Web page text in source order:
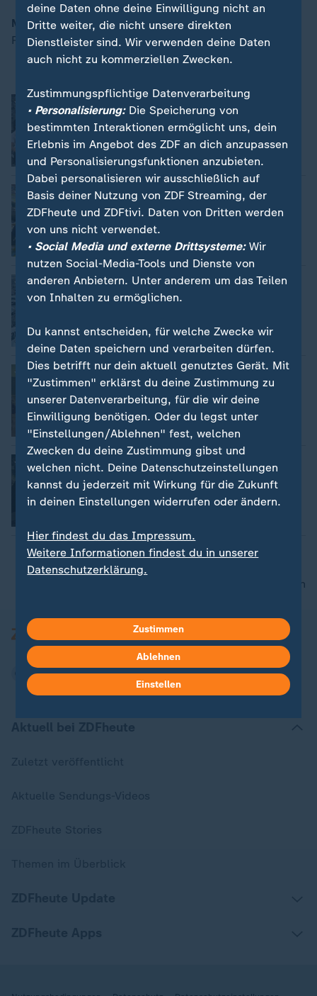
Moderation:
Ralph Szepanski
Milliardenverlust bei Autozulieferer
Jasmin Astaki-Bardeh
Video2:05
EU-Gipfel in Brüssel
Ulf Roeller
Video 2:25
Verkehrschaos in Berlin
Nils Schneider
Video 1:45
Zu großer Lehrermangel in Thüringen
Mona Trebing
Video 2:02
Heute ist Weltglückstag
nach oben
deine Daten ohne deine Einwilligung nicht an
Dritte weiter, die nicht unsere direkten
Dienstleister sind. Wir verwenden deine Daten
auch nicht zu kommerziellen Zwecken.
Zustimmungspflichtige Datenverarbeitung
• Personalisierung:Die Speicherung von
bestimmten Interaktionen ermöglicht uns, dein
Erlebnis im Angebot des ZDF an dich anzupassen
und Personalisierungsfunktionen anzubieten.
Dabei personalisieren wir ausschließlich auf
Basis deiner Nutzung von ZDF Streaming, der
ZDFheute und ZDFtivi. Daten von Dritten werden
von uns nicht verwendet.
• Social Media und externe Drittsysteme:Wir
nutzen Social-Media-Tools und Dienste von
anderen Anbietern. Unter anderem um das Teilen
von Inhalten zu ermöglichen.
Du kannst entscheiden, für welche Zwecke wir
deine Daten speichern und verarbeiten dürfen.
Dies betrifft nur dein aktuell genutztes Gerät. Mit
"Zustimmen" erklärst du deine Zustimmung zu
unserer Datenverarbeitung, für die wir deine
Einwilligung benötigen. Oder du legst unter
"Einstellungen/Ablehnen" fest, welchen
Zwecken du deine Zustimmung gibst und
welchen nicht. Deine Datenschutzeinstellungen
kannst du jederzeit mit Wirkung für die Zukunft
in deinen Einstellungen widerrufen oder ändern.
Hier findest du das Impressum.
Weitere Informationen findest du in unserer
Datenschutzerklärung.
Zustimmen
Ablehnen
Einstellen